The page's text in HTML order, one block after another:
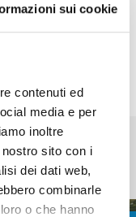
sui cookie
contenuti ed
media e per
inoltre
sito con i
dei dati web,
combinarle
o che hanno
a